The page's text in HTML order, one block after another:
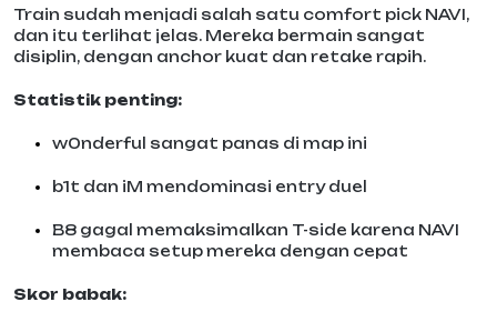
Train sudah menjadi salah satu comfort pick NAVI,
dan itu terlihat jelas. Mereka bermain sangat
disiplin, dengan anchor kuat dan retake rapih.
Statistik penting:
w0nderful sangat panas di map ini
b1t dan iM mendominasi entry duel
B8 gagal memaksimalkan T-side karena NAVI
membaca setup mereka dengan cepat
Skor babak: